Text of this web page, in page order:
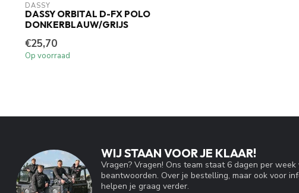
DASSY
DASSY ORBITAL D-FX POLO
DONKERBLAUW/GRIJS
€25,70
Op voorraad
WIJ STAAN VOOR JE KLAAR!
Vragen? Vragen! Ons team staat 6 dagen per
beantwoorden. Over je bestelling, maar ook voor
helpen je graag verder.